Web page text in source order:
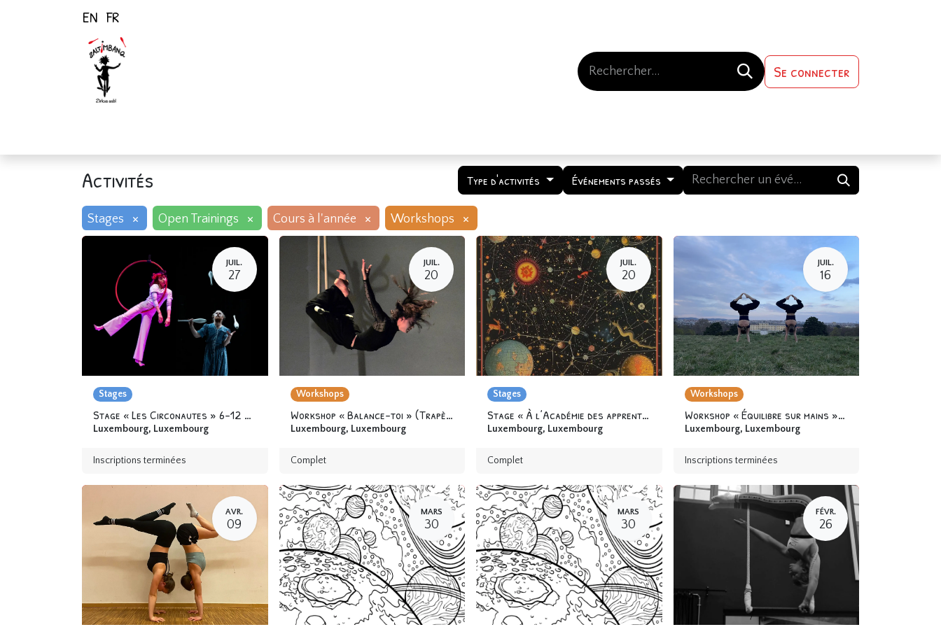
EN FR
Se connecter
Activités Type d'activités Événements passés
Stages × Open Trainings × Cours à l'année × Workshops ×
JUIL.
27
Stages
Stage « Les Circonautes » 6-12 ans
Luxembourg, Luxembourg
Inscriptions terminées
JUIL.
20
Workshops
Workshop « Balance-toi » (Trapèze fixe) 12 ans & +
Luxembourg, Luxembourg
Complet
JUIL.
20
Stages
Stage « À l’Académie des apprentis alchimistes » 6-12 ans
Luxembourg, Luxembourg
Complet
JUIL.
16
Workshops
Workshop « Équilibre sur mains » 12 ans & +
Luxembourg, Luxembourg
Inscriptions terminées
AVR.
09
MARS
30
MARS
30
FÉVR.
26